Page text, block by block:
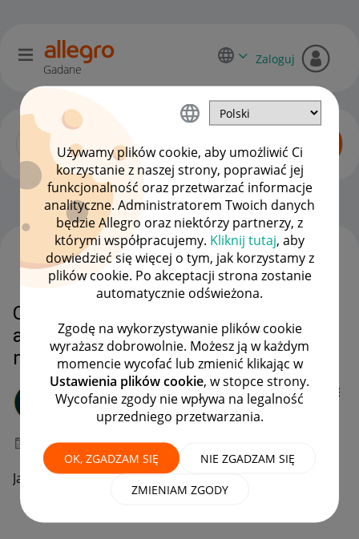
Używamy plików cookie, aby umożliwić Ci
korzystanie z naszej strony, poprawiać jej
funkcjonalność oraz przetwarzać informacje
analityczne. Administratorem Twoich danych
będzie Allegro oraz niektórzy partnerzy, z
którymi współpracujemy. Kliknij tutaj, aby
dowiedzieć się więcej o tym, jak korzystamy z
plików cookie. Po akceptacji strona zostanie
automatycznie odświeżona.
Zgodę na wykorzystywanie plików cookie
wyrażasz dobrowolnie. Możesz ją w każdym
momencie wycofać lub zmienić klikając w
Ustawienia plików cookie, w stopce strony.
Wycofanie zgody nie wpływa na legalność
uprzedniego przetwarzania.
OK, ZGADZAM SIĘ NIE ZGADZAM SIĘ
ZMIENIAM ZGODY
Gadane
Zaloguj
Początkujący sprzedawcy OPCJE
Chcialabym zrezygnowac z
abonamentu podstawowego. Jak
mam to zrobic?
LG_EZ
#9 Pomysłodawca
‎10-03-2023 18:55
Jak moge zrezygnowac z abonamentu w ogóle?
WSZYSTKIE TEMATY